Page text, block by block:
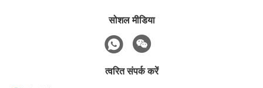
सोशल मीडिया
त्वरित संपर्क करें